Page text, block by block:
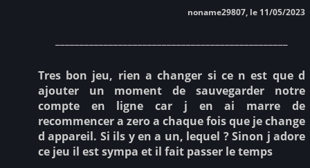
noname29807, le 11/05/2023
Tres bon jeu, rien a changer si ce n est que d
ajouter un moment de sauvegarder notre
compte en ligne car j en ai marre de
recommencer a zero a chaque fois que je change
d appareil. Si ils y en a un, lequel ? Sinon j adore
ce jeu il est sympa et il fait passer le temps